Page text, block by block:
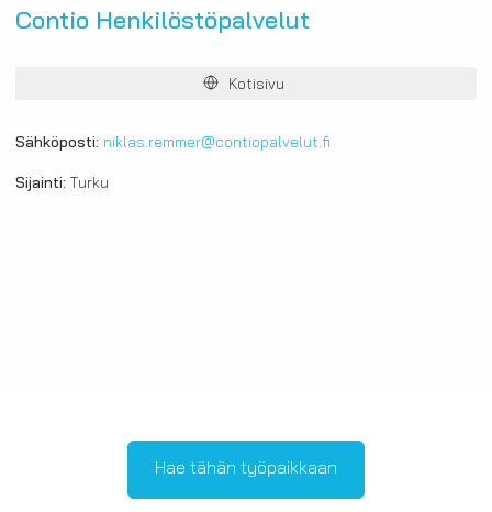
Contio Henkilöstöpalvelut
Kotisivu
Sähköposti: niklas.remmer@contiopalvelut.fi
Sijainti: Turku
Hae tähän työpaikkaan